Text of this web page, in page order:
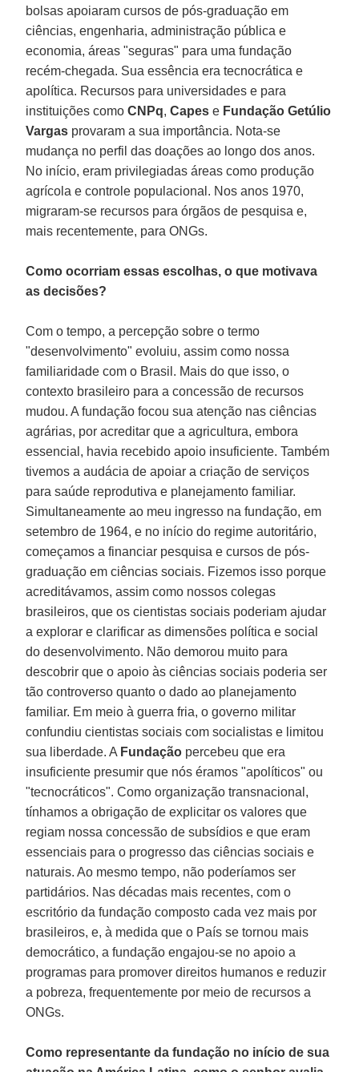
bolsas apoiaram cursos de pós-graduação em
ciências, engenharia, administração pública e
economia, áreas "seguras" para uma fundação
recém-chegada. Sua essência era tecnocrática e
apolítica. Recursos para universidades e para
instituições comoCNPq,Capese Fundação Getúlio
Vargas provaram a sua importância. Nota-se
mudança no perfil das doações ao longo dos anos.
No início, eram privilegiadas áreas como produção
agrícola e controle populacional. Nos anos 1970,
migraram-se recursos para órgãos de pesquisa e,
mais recentemente, para ONGs.
Como ocorriam essas escolhas, o que motivava
as decisões?
Com o tempo, a percepção sobre o termo
"desenvolvimento" evoluiu, assim como nossa
familiaridade com o Brasil. Mais do que isso, o
contexto brasileiro para a concessão de recursos
mudou. A fundação focou sua atenção nas ciências
agrárias, por acreditar que a agricultura, embora
essencial, havia recebido apoio insuficiente. Também
tivemos a audácia de apoiar a criação de serviços
para saúde reprodutiva e planejamento familiar.
Simultaneamente ao meu ingresso na fundação, em
setembro de 1964, e no início do regime autoritário,
começamos a financiar pesquisa e cursos de pós-
graduação em ciências sociais. Fizemos isso porque
acreditávamos, assim como nossos colegas
brasileiros, que os cientistas sociais poderiam ajudar
a explorar e clarificar as dimensões política e social
do desenvolvimento. Não demorou muito para
descobrir que o apoio às ciências sociais poderia ser
tão controverso quanto o dado ao planejamento
familiar. Em meio à guerra fria, o governo militar
confundiu cientistas sociais com socialistas e limitou
sua liberdade. A Fundação percebeu que era
insuficiente presumir que nós éramos "apolíticos" ou
"tecnocráticos". Como organização transnacional,
tínhamos a obrigação de explicitar os valores que
regiam nossa concessão de subsídios e que eram
essenciais para o progresso das ciências sociais e
naturais. Ao mesmo tempo, não poderíamos ser
partidários. Nas décadas mais recentes, com o
escritório da fundação composto cada vez mais por
brasileiros, e, à medida que o País se tornou mais
democrático, a fundação engajou-se no apoio a
programas para promover direitos humanos e reduzir
a pobreza, frequentemente por meio de recursos a
ONGs.
Como representante da fundação no início de sua